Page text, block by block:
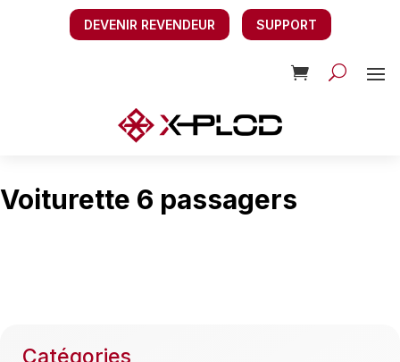
DEVENIR REVENDEUR SUPPORT
Voiturette 6 passagers
Catégories